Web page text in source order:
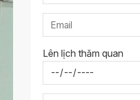
Lên lịch thăm quan